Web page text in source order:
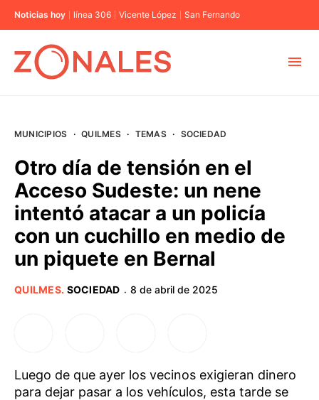
Noticias hoy línea 306 Vicente López San Fernando
BUENOS AIRES
PROVINCIAS
MUNICIPIOS · QUILMES · TEMAS · SOCIEDAD
Otro día de tensión en el
Acceso Sudeste: un nene
intentó atacar a un policía
con un cuchillo en medio de
un piquete en Bernal
QUILMES. SOCIEDAD · 8 de abril de 2025
Luego de que ayer los vecinos exigieran dinero
para dejar pasar a los vehículos, esta tarde se